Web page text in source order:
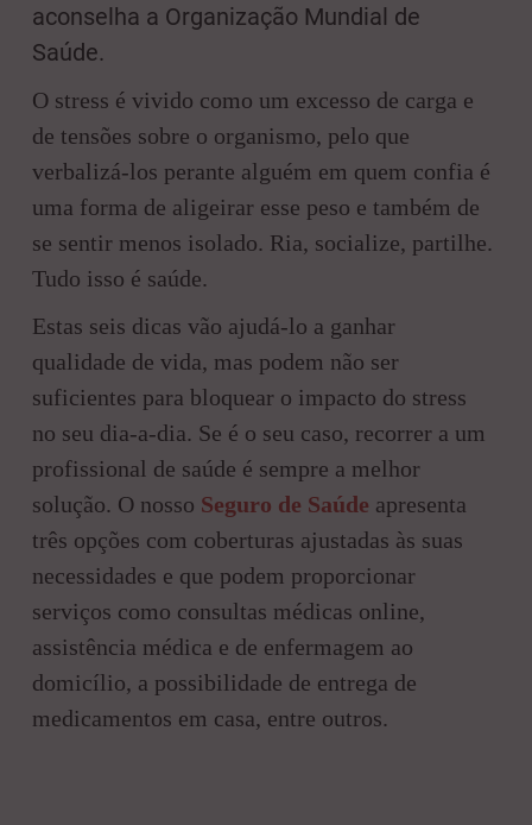
aconselha a Organização Mundial de
Saúde.
O stress é vivido como um excesso de carga e
de tensões sobre o organismo, pelo que
verbalizá-los perante alguém em quem confia é
uma forma de aligeirar esse peso e também de
se sentir menos isolado. Ria, socialize, partilhe.
Tudo isso é saúde.
Estas seis dicas vão ajudá-lo a ganhar
qualidade de vida, mas podem não ser
suficientes para bloquear o impacto do stress
no seu dia-a-dia. Se é o seu caso, recorrer a um
profissional de saúde é sempre a melhor
solução. O nosso Seguro de Saúde apresenta
três opções com coberturas ajustadas às suas
necessidades e que podem proporcionar
serviços como consultas médicas online,
assistência médica e de enfermagem ao
domicílio, a possibilidade de entrega de
medicamentos em casa, entre outros.